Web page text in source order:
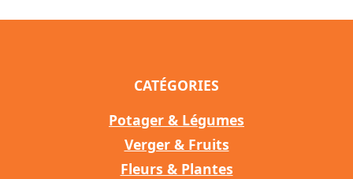
CATÉGORIES
Potager & Légumes
Verger & Fruits
Fleurs & Plantes